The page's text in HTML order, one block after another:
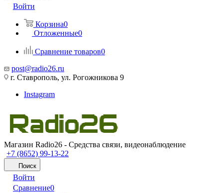
Войти
Корзина0
Отложенные0
Сравнение товаров0
post@radio26.ru
г. Ставрополь, ул. Рогожникова 9
Instagram
Магазин Radio26 - Средства связи, видеонаблюдение
+7 (8652) 99-13-22
Поиск
Войти
Сравнение0